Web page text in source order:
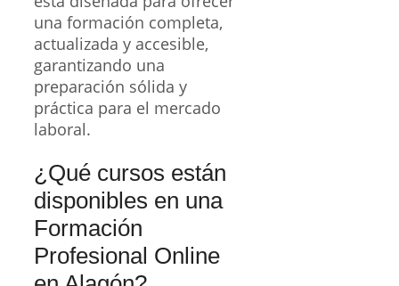
una formación completa,
actualizada y accesible,
garantizando una
preparación sólida y
práctica para el mercado
laboral.
¿Qué cursos están
disponibles en una
Formación
Profesional Online